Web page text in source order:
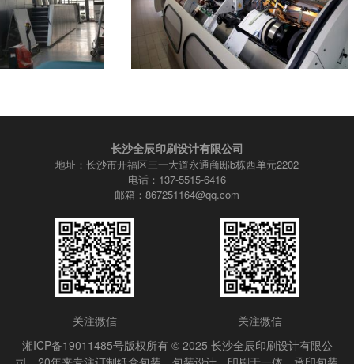
长沙全辰印刷设计有限公司
地址：长沙市开福区三一大道永通商邸b栋西单元2202
电话：137-5515-6416
邮箱：867251164@qq.com
关注微信
关注微信
湘ICP备19011485号版权所有 © 2025 长沙全辰印刷设计有限公